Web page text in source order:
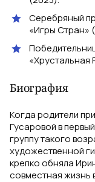
Серебряный
«Игры Стран»
«Хрустальная
Биография
Когда родители
Гусаровой в
группу такого
художественной
крепко обняла
совместная жизнь